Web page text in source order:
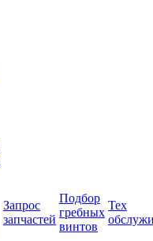
Запрос
запчастей
Подбор
гребных
винтов
Тех